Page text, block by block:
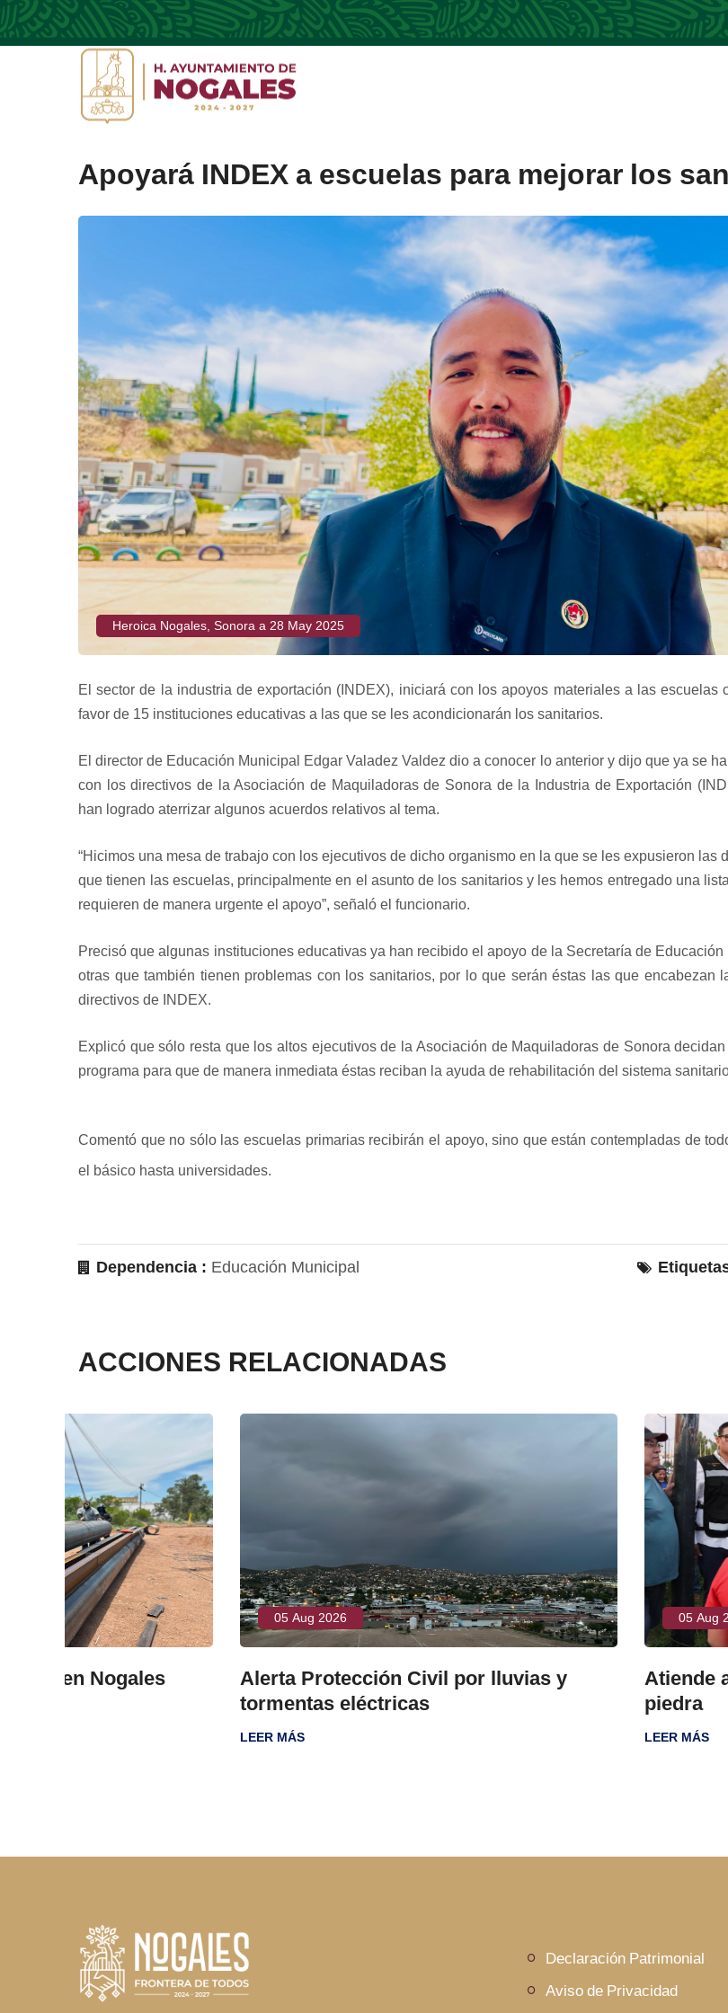
Apoyará INDEX a escuelas para mejorar los
Heroica Nogales, Sonora a 28 May 2025
El sector de la industria de exportación (INDEX), iniciará con los apoyos materiales a las escuelas
favor de 15 instituciones educativas a las que se les acondicionarán los sanitarios.
El director de Educación Municipal Edgar Valadez Valdez dio a conocer lo anterior y dijo que ya se
con los directivos de la Asociación de Maquiladoras de Sonora de la Industria de Exportación
han logrado aterrizar algunos acuerdos relativos al tema.
“Hicimos una mesa de trabajo con los ejecutivos de dicho organismo en la que se les expusieron las
que tienen las escuelas, principalmente en el asunto de los sanitarios y les hemos entregado una
requieren de manera urgente el apoyo”, señaló el funcionario.
Precisó que algunas instituciones educativas ya han recibido el apoyo de la Secretaría de Educación
otras que también tienen problemas con los sanitarios, por lo que serán éstas las que encabezan
directivos de INDEX.
Explicó que sólo resta que los altos ejecutivos de la Asociación de Maquiladoras de Sonora
programa para que de manera inmediata éstas reciban la ayuda de rehabilitación del sistema
Comentó que no sólo las escuelas primarias recibirán el apoyo, sino que están contempladas de
el básico hasta universidades.
Dependencia : Educación Municipal
ACCIONES RELACIONADAS
05 Aug 2026
Alerta Protección Civil por lluvias y
tormentas eléctricas
05 Aug 2026
Atiende alcalde a familias
Declaración Patrimonial
Aviso de Privacidad